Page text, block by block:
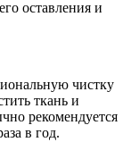
оставления и
чистку
ткань и
рекомендуется
в год.